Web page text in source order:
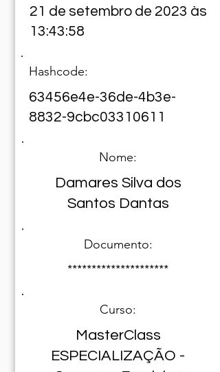
21 de setembro de 2023 às
13:43:58
Hashcode:
63456e4e-36de-4b3e-
8832-9cbc03310611
Nome:
Damares Silva dos
Santos Dantas
Documento:
*********************
Curso:
MasterClass
ESPECIALIZAÇÃO -